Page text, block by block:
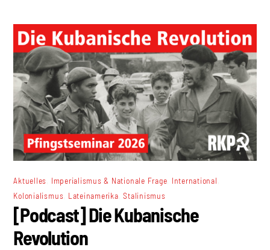
Aktuelles Imperialismus & Nationale Frage International
Kolonialismus Lateinamerika ,Stalinismus
[Podcast] Die Kubanische
Revolution